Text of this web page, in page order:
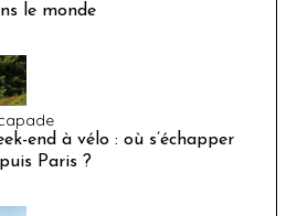
le monde
end à vélo : où s’échapper
Paris ?